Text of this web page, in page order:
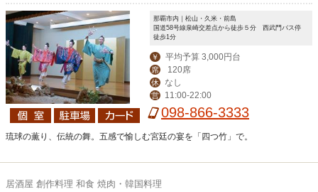
那覇市内｜松山・久米・前島
国道58号線泉崎交差点から徒歩５分 西武門バス停
徒歩1分
￥ 平均予算 3,000円台
席 120席
休 なし
営 11:00-22:00
098-866-3333
琉球の薫り、伝統の舞。五感で愉しむ宮廷の宴を「四つ竹」で。
居酒屋 創作料理 和食 焼肉・韓国料理